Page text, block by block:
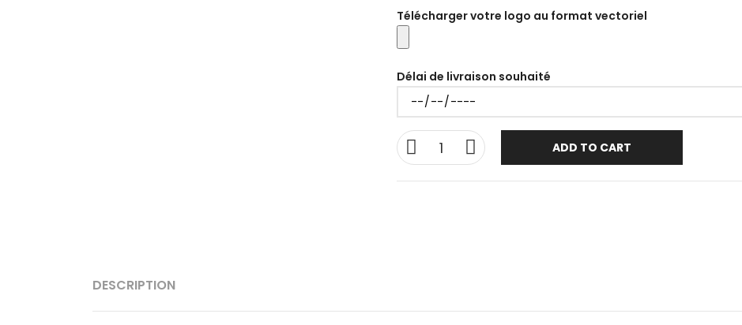
Télécharger votre logo au format vectoriel
Délai de livraison souhaité
ADD TO CART
DESCRIPTION